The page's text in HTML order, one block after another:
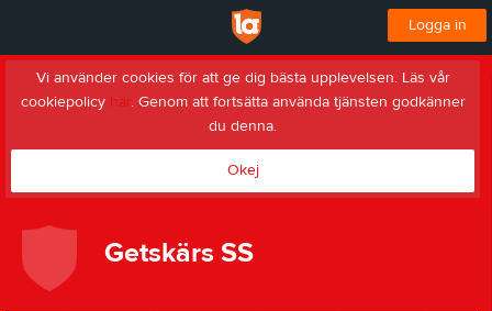
Logga in
Vi använder cookies för att ge dig bästa upplevelsen. Läs vår
cookiepolicy här. Genom att fortsätta använda tjänsten godkänner
du denna.
Okej
Getskärs SS